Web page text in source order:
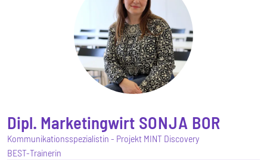
Dipl. Marketingwirt SONJA BOR
Kommunikationsspezialistin - Projekt MINT Discovery
BEST-Trainerin